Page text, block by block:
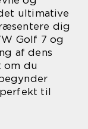
ultimative
dig
Golf 7 og
af dens
om du
til